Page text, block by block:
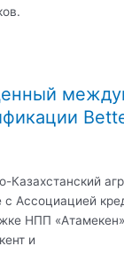
Казахстанский
с Ассоциацией
НПП
и